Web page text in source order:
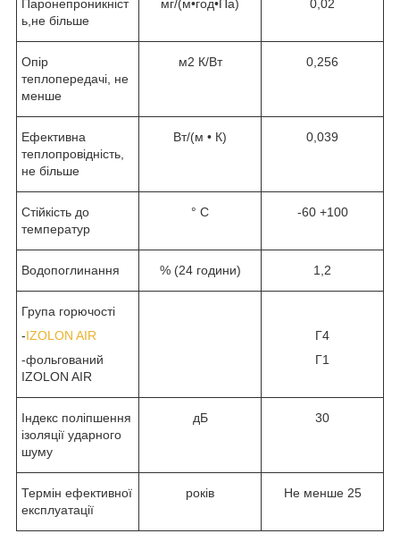
Паронепроникніст
ь,не більше
мг/(м•год•Па) 0,02
Опір
теплопередачі, не
менше
м2 К/Вт 0,256
Ефективна
теплопровідність,
не більше
Вт/(м • К) 0,039
Стійкість до
температур
° C -60 +100
Водопоглинання % (24 години) 1,2
Група горючості
-IZOLON AIR
-фольгований
IZOLON AIR
Г4
Г1
Індекс поліпшення
ізоляції ударного
шуму
дБ 30
Термін ефективної
експлуатації
років Не менше 25